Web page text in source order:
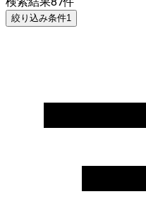
絞り込み条件1